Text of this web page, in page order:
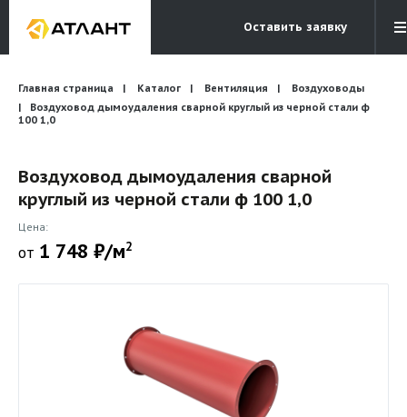
Оставить заявку
Электронная почта
info@atlantcompany.ru
Бесплатный звонок
8 (495) 532-45-07
Бренды
Бланки запросов
Главная страница Каталог Вентиляция
Воздуховоды
Воздуховод дымоудаления сварной круглый из черной стали ф
100 1,0
Воздуховод дымоудаления сварной
круглый из черной стали ф 100 1,0
Цена:
от 1 748 ₽/м2